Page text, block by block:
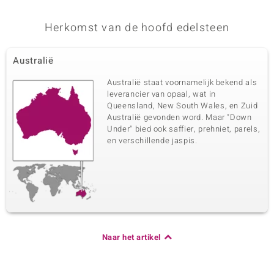
Herkomst van de hoofd edelsteen
Australië
Australië staat voornamelijk bekend als
leverancier van opaal, wat in
Queensland, New South Wales, en Zuid
Australië gevonden word. Maar "Down
Under" bied ook saffier, prehniet, parels,
en verschillende jaspis.
Naar het artikel